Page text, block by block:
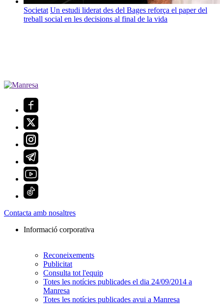
Societat Un estudi liderat des del Bages reforça el paper del
treball social en les decisions al final de la vida
Contacta amb nosaltres
Informació corporativa
Reconeixements
Publicitat
Consulta tot l'equip
Totes les notícies publicades el dia 24/09/2014 a
Manresa
Totes les notícies publicades avui a Manresa